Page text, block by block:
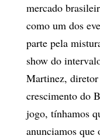
mercado
como um dos
parte pela
show do
Martinez, diretor
crescimento do
jogo, tínhamos
anunciamos